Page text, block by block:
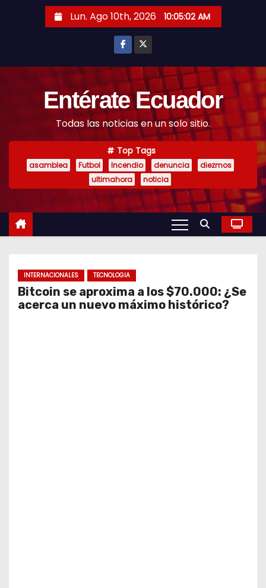
Lun. Ago 10th, 2026 10:05:04 AM
Entérate Ecuador
Todas las noticias en un solo sitio.
Top Tags
asamblea Futbol Incendio denuncia
diezmos
ultimahora
noticia
INTERNACIONALES TECNOLOGIA
Bitcoin se aproxima a los $70.000: ¿Se
acerca un nuevo máximo histórico?